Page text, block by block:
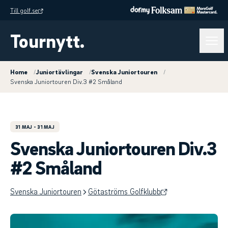
Till golf.se
Tournytt.
Home /Juniortävlingar /Svenska Juniortouren
/
Svenska Juniortouren Div.3 #2 Småland
31 MAJ - 31 MAJ
Svenska Juniortouren Div.3
#2 Småland
Svenska Juniortouren Götaströms Golfklubb